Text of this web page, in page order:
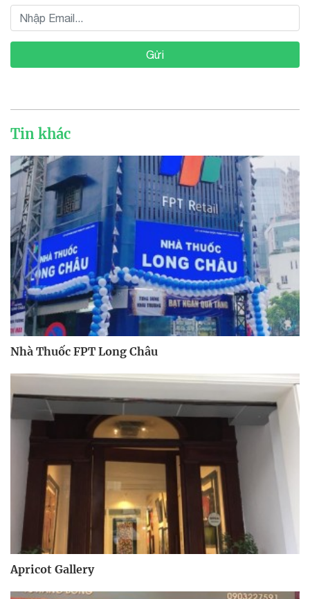
Gửi
Tin khác
Nhà Thuốc FPT Long Châu
Apricot Gallery